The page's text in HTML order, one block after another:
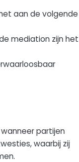
aan de volgende
mediation zijn het
partijen
waarbij zij